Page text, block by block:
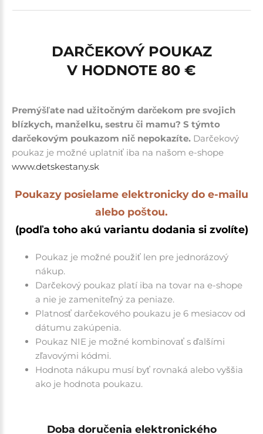
DARČEKOVÝ POUKAZ
V HODNOTE 80 €
Premýšľate nad užitočným darčekom pre svojich
blízkych, manželku, sestru či mamu? S týmto
darčekovým poukazom nič nepokazíte. Darčekový
poukaz je možné uplatniť iba na našom e-shope
www.detskestany.sk
Poukazy posielame elektronicky do e-mailu
alebo poštou.
(podľa toho akú variantu dodania si zvolíte)
Poukaz je možné použiť len pre jednorázový
nákup.
Darčekový poukaz platí iba na tovar na e-shope
a nie je zameniteľný za peniaze.
Platnosť darčekového poukazu je 6 mesiacov od
dátumu zakúpenia.
Poukaz NIE je možné kombinovať s ďalšími
zľavovými kódmi.
Hodnota nákupu musí byť rovnaká alebo vyššia
ako je hodnota poukazu.
Doba doručenia elektronického